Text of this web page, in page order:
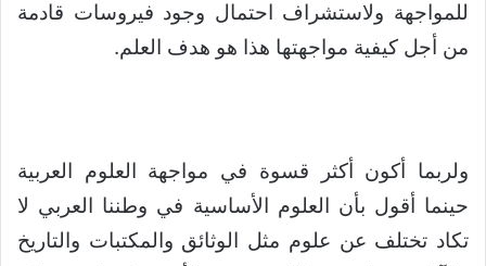
للمواجهة ولاستشراف احتمال وجود فيروسات قادمة
من أجل كيفية مواجهتها هذا هو هدف العلم.
ولربما أكون أكثر قسوة في مواجهة العلوم العربية
حينما أقول بأن العلوم الأساسية في وطننا العربي لا
تكاد تختلف عن علوم مثل الوثائق والمكتبات والتاريخ